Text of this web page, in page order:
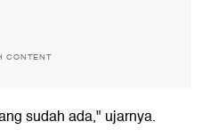
CONTENT
sudah ada," ujarnya.